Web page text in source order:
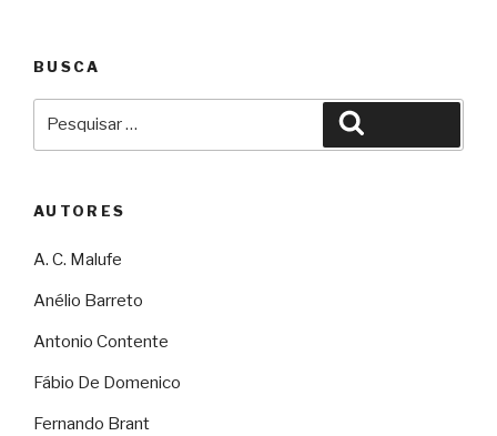
BUSCA
AUTORES
A. C. Malufe
Anélio Barreto
Antonio Contente
Fábio De Domenico
Fernando Brant